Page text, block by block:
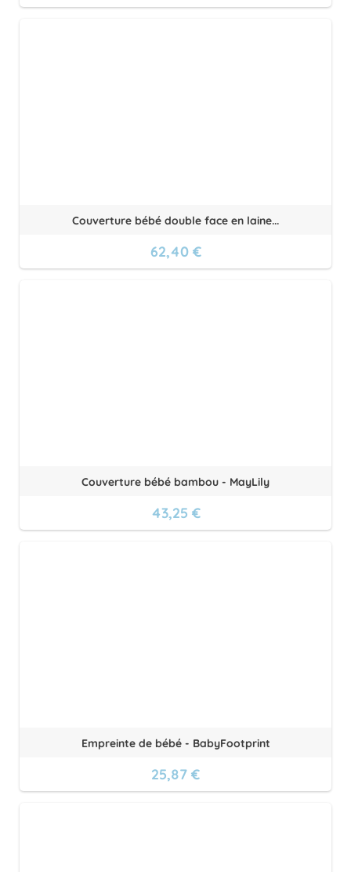
Couverture bébé double face en laine...
62,40 €
Couverture bébé bambou - MayLily
43,25 €
Empreinte de bébé - BabyFootprint
25,87 €